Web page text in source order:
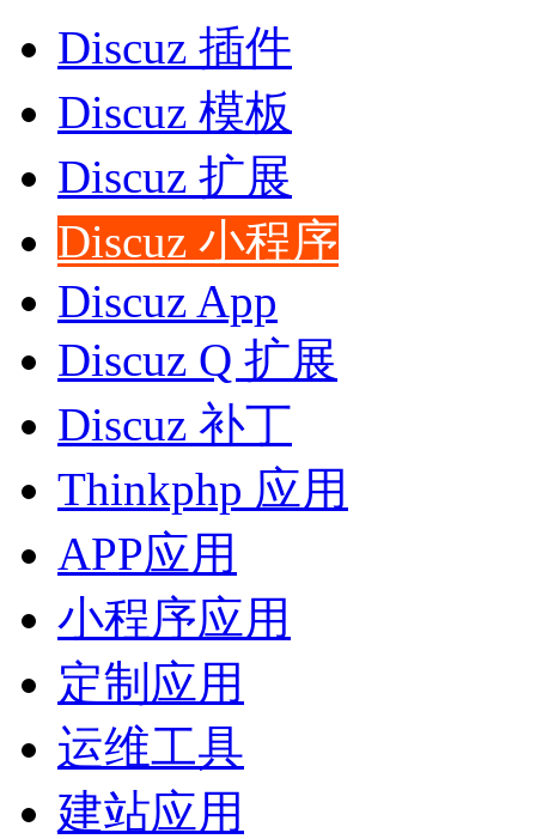
Discuz 插件
Discuz 模板
Discuz 扩展
Discuz 小程序
Discuz App
Discuz Q 扩展
Discuz 补丁
Thinkphp 应用
APP应用
小程序应用
定制应用
运维工具
建站应用